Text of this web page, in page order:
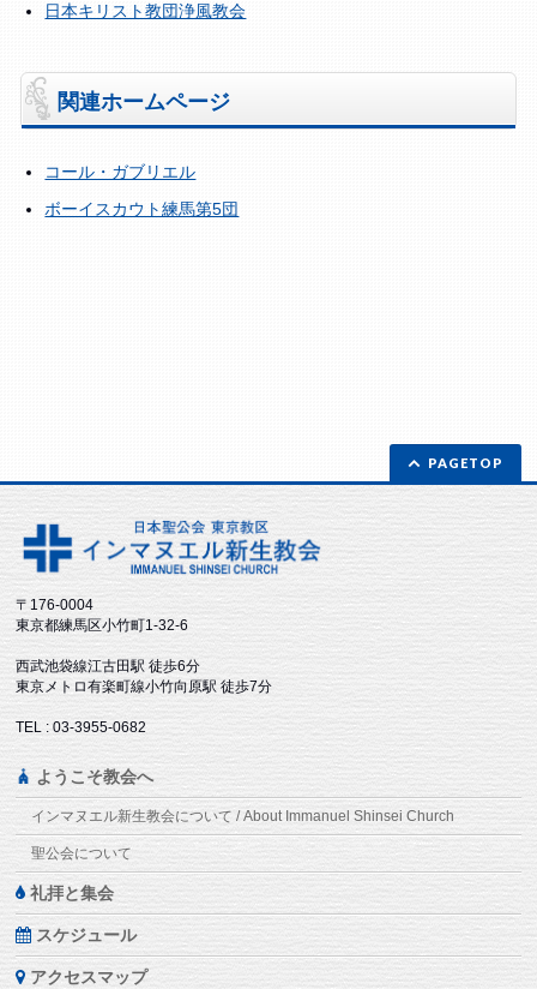
日本キリスト教団浄風教会
関連ホームページ
コール・ガブリエル
ボーイスカウト練馬第5団
PAGETOP
〒176-0004
東京都練馬区小竹町1-32-6
西武池袋線江古田駅 徒歩6分
東京メトロ有楽町線小竹向原駅 徒歩7分
TEL : 03-3955-0682
ようこそ教会へ
インマヌエル新生教会について / About Immanuel Shinsei Church
聖公会について
礼拝と集会
スケジュール
アクセスマップ